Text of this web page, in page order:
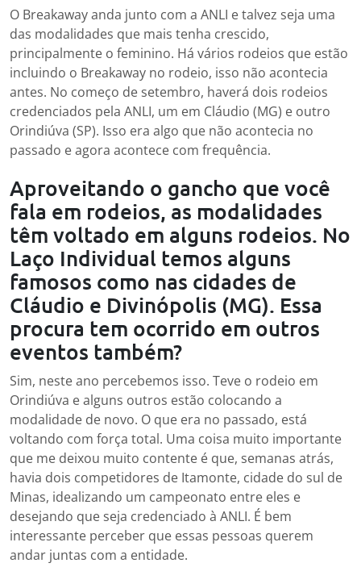
O Breakaway anda junto com a ANLI e talvez seja uma
das modalidades que mais tenha crescido,
principalmente o feminino. Há vários rodeios que estão
incluindo o Breakaway no rodeio, isso não acontecia
antes. No começo de setembro, haverá dois rodeios
credenciados pela ANLI, um em Cláudio (MG) e outro
Orindiúva (SP). Isso era algo que não acontecia no
passado e agora acontece com frequência.
Aproveitando o gancho que você
fala em rodeios, as modalidades
têm voltado em alguns rodeios. No
Laço Individual temos alguns
famosos como nas cidades de
Cláudio e Divinópolis (MG). Essa
procura tem ocorrido em outros
eventos também?
Sim, neste ano percebemos isso. Teve o rodeio em
Orindiúva e alguns outros estão colocando a
modalidade de novo. O que era no passado, está
voltando com força total. Uma coisa muito importante
que me deixou muito contente é que, semanas atrás,
havia dois competidores de Itamonte, cidade do sul de
Minas, idealizando um campeonato entre eles e
desejando que seja credenciado à ANLI. É bem
interessante perceber que essas pessoas querem
andar juntas com a entidade.